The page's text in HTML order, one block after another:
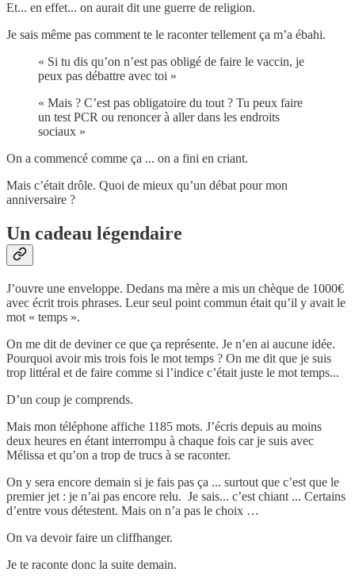
Et... en effet... on aurait dit une guerre de religion.
Je sais même pas comment te le raconter tellement ça m’a ébahi.
« Si tu dis qu’on n’est pas obligé de faire le vaccin, je
peux pas débattre avec toi »
« Mais ? C’est pas obligatoire du tout ? Tu peux faire
un test PCR ou renoncer à aller dans les endroits
sociaux »
On a commencé comme ça ... on a fini en criant.
Mais c’était drôle. Quoi de mieux qu’un débat pour mon
anniversaire ?
Un cadeau légendaire
J’ouvre une enveloppe. Dedans ma mère a mis un chèque de 1000€
avec écrit trois phrases. Leur seul point commun était qu’il y avait le
mot « temps ».
On me dit de deviner ce que ça représente. Je n’en ai aucune idée.
Pourquoi avoir mis trois fois le mot temps ? On me dit que je suis
trop littéral et de faire comme si l’indice c’était juste le mot temps...
D’un coup je comprends.
Mais mon téléphone affiche 1185 mots. J’écris depuis au moins
deux heures en étant interrompu à chaque fois car je suis avec
Mélissa et qu’on a trop de trucs à se raconter.
On y sera encore demain si je fais pas ça ... surtout que c’est que le
premier jet : je n’ai pas encore relu. Je sais... c’est chiant ... Certains
d’entre vous détestent. Mais on n’a pas le choix …
On va devoir faire un cliffhanger.
Je te raconte donc la suite demain.